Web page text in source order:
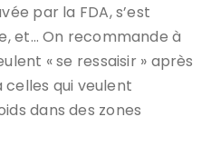
par la FDA, s’est
et… On recommande à
« se ressaisir » après
qui veulent
dans des zones